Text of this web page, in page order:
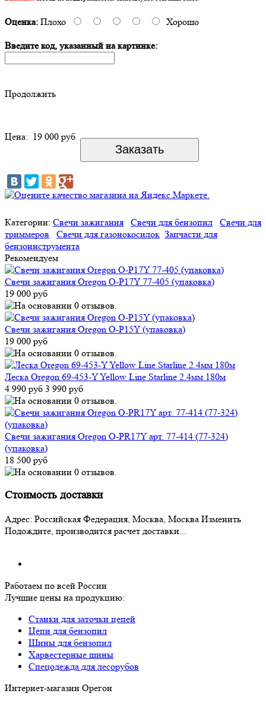
Оценка: Плохо Хорошо
Введите код, указанный на картинке:
Продолжить
Цена: 19 000 руб
Категории: Свечи зажигания Свечи для бензопил
Свечи для
триммеров
Свечи для газонокосилок Запчасти для
бензоинструмента
Рекомендуем
Свечи зажигания Oregon O-P17Y 77-405 (упаковка)
19 000 руб
Свечи зажигания Oregon O-P15Y (упаковка)
19 000 руб
Леска Oregon 69-453-Y Yellow Line Starline 2.4мм 180м
4 990 руб 3 990 руб
Свечи зажигания Oregon O-PR17Y арт. 77-414 (77-324)
(упаковка)
18 500 руб
Стоимость доставки
Адрес: Российская Федерация, Москва, Москва Изменить
Подождите, производится расчет доставки...
Работаем по всей России
Лучшие цены на продукцию:
Станки для заточки цепей
Цепи для бензопил
Шины для бензопил
Харвестерные шины
Спецодежда для лесорубов
Интернет-магазин Орегон